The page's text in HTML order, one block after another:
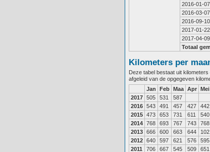
2016-01-07
2016-03-07
2016-09-10
2017-01-22
2017-04-09
Totaal
Kilometers per
Deze tabel bestaat uit
afgeleid van de opgegeven
Jan
Feb Maa Apr Mei
2017 505 531
587
2016 543 491 457 427 442
2015 473 653 731 611 540
2014 768 693 767 743 768
2013 666 600 663 644
2012 640 597 621 576 595
2011
706 667 545 509 651